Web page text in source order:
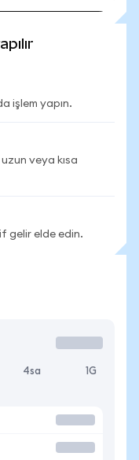
işlem yapın.
veya kısa
gelir elde edin.
4sa 1G